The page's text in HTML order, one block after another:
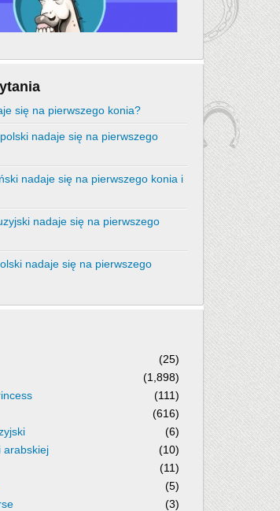
się na pierwszego konia?
nadaje się na pierwszego
nadaje się na pierwszego konia i
nadaje się na pierwszego
nadaje się na pierwszego
(25)
(1,898)
(111)
(616)
(6)
arabskiej
(10)
(11)
(5)
(3)